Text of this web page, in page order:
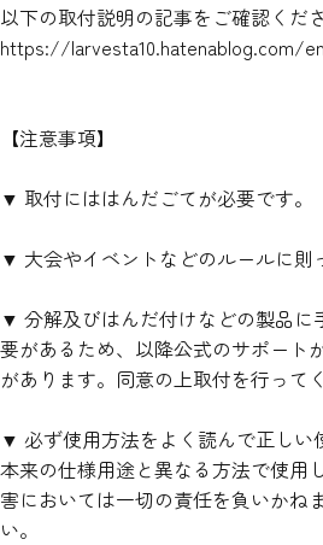
以下の取付説明の記事をご確認くださ
https://larvesta10.hatenablog.com/
【注意事項】
▼ 取付にははんだごてが必要です。
▼ 大会やイベントなどのルールに則
▼ 分解及びはんだ付けなどの製品に
要があるため、以降公式のサポート
があります。同意の上取付を行って
▼ 必ず使用方法をよく読んで正しい
本来の仕様用途と異なる方法で使用
害においては一切の責任を負いかね
い。